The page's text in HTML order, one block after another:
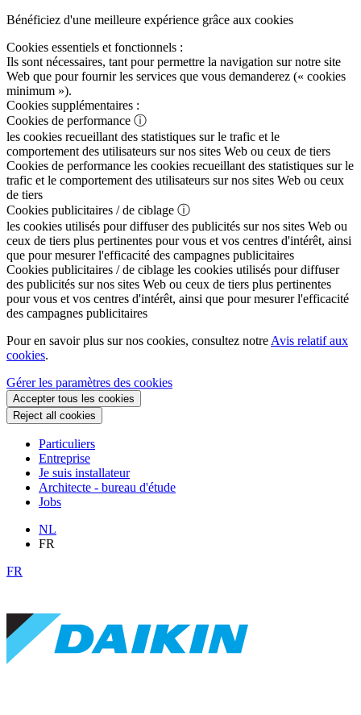
Bénéficiez d'une meilleure expérience grâce aux cookies
Cookies essentiels et fonctionnels :
Ils sont nécessaires, tant pour permettre la navigation sur notre site
Web que pour fournir les services que vous demanderez (« cookies
minimum »).
Cookies supplémentaires :
Cookies de performance ⓘ
les cookies recueillant des statistiques sur le trafic et le
comportement des utilisateurs sur nos sites Web ou ceux de tiers
Cookies de performance les cookies recueillant des statistiques sur le
trafic et le comportement des utilisateurs sur nos sites Web ou ceux
de tiers
Cookies publicitaires / de ciblage ⓘ
les cookies utilisés pour diffuser des publicités sur nos sites Web ou
ceux de tiers plus pertinentes pour vous et vos centres d'intérêt, ainsi
que pour mesurer l'efficacité des campagnes publicitaires
Cookies publicitaires / de ciblage les cookies utilisés pour diffuser
des publicités sur nos sites Web ou ceux de tiers plus pertinentes
pour vous et vos centres d'intérêt, ainsi que pour mesurer l'efficacité
des campagnes publicitaires
Pour en savoir plus sur nos cookies, consultez notre Avis relatif aux
cookies.
Gérer les paramètres des cookies
Accepter tous les cookies
Reject all cookies
Particuliers
Entreprise
Je suis installateur
Architecte - bureau d'étude
Jobs
NL
FR
FR